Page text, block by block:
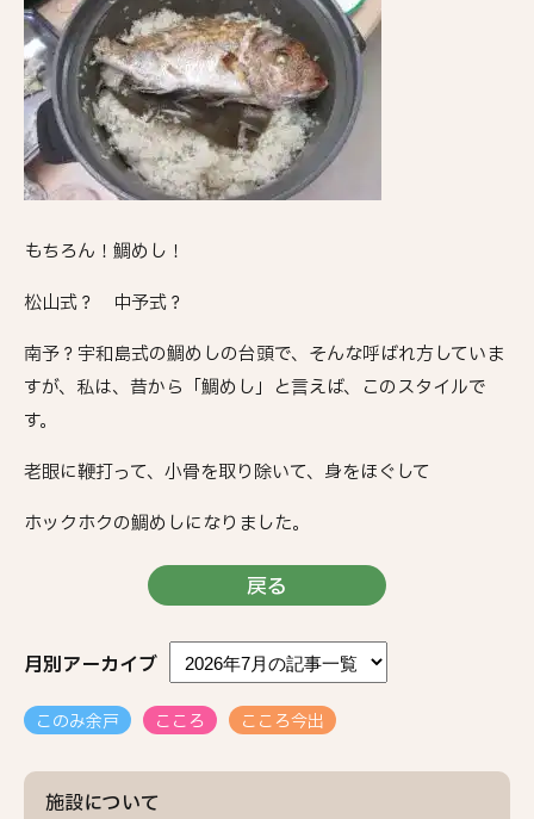
施設について
もちろん！鯛めし！
松山式？ 中予式？
南予？宇和島式の鯛めしの台頭で、そんな呼ばれ方していま
すが、私は、昔から「鯛めし」と言えば、このスタイルで
す。
老眼に鞭打って、小骨を取り除いて、身をほぐして
ホックホクの鯛めしになりました。
戻る
月別アーカイブ
このみ余戸 こころ こころ今出